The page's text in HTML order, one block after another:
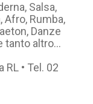
Salsa,
Afro, Rumba,
Danze
tanto altro…
• Tel. 02